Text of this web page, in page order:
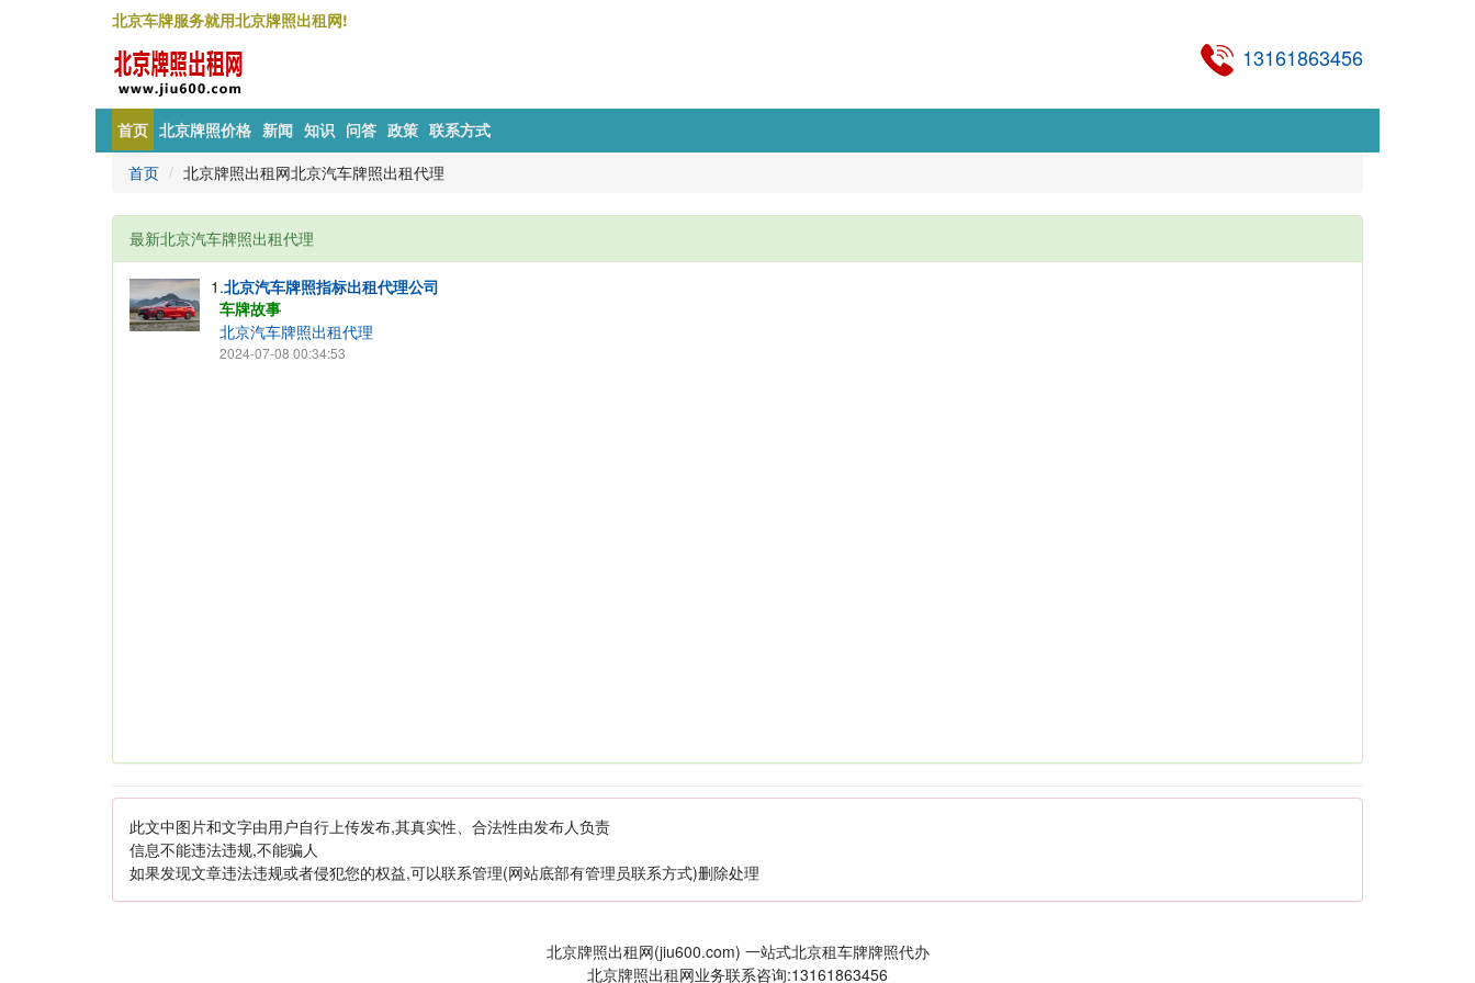
北京车牌服务就用北京牌照出租网!
13161863456
首页 北京牌照价格 新闻 知识 问答 政策 联系方式
首页
北京牌照出租网北京汽车牌照出租代理
最新北京汽车牌照出租代理
1.北京汽车牌照指标出租代理公司
车牌故事
北京汽车牌照出租代理
2024-07-08 00:34:53
此文中图片和文字由用户自行上传发布,其真实性、合法性由发布人负责
信息不能违法违规,不能骗人
如果发现文章违法违规或者侵犯您的权益,可以联系管理(网站底部有管理员联系方式)删除处理
北京牌照出租网(jiu600.com) 一站式北京租车牌牌照代办
北京牌照出租网业务联系咨询:13161863456